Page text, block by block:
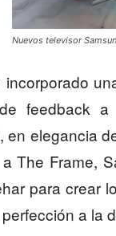
Nuevos televisor
feedback
en elegancia
The Frame,
para crear
a la